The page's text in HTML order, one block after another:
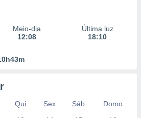
Meio-dia
12:08
Última luz
18:10
Qui Sex Sáb
Domo